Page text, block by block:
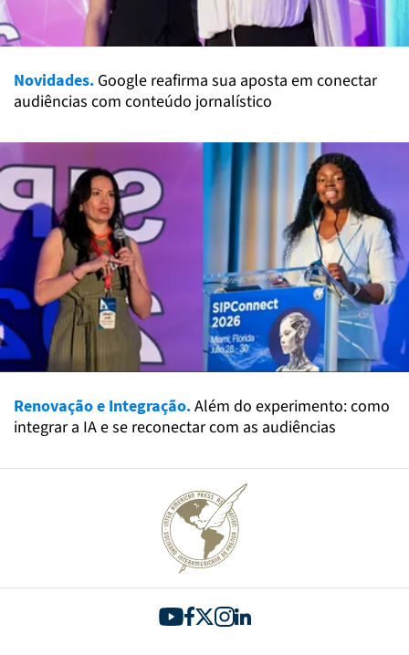
Novidades. Google reafirma sua aposta em conectar
audiências com conteúdo jornalístico
Renovação e Integração.Além do experimento: como
integrar a IA e se reconectar com as audiências